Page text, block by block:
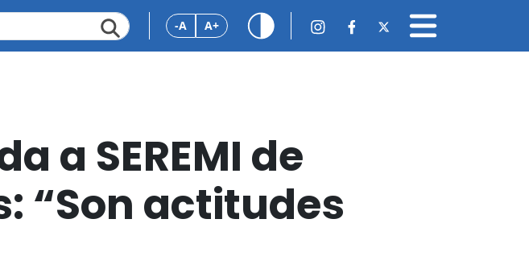
-A A+
a SEREMI de
“Son actitudes